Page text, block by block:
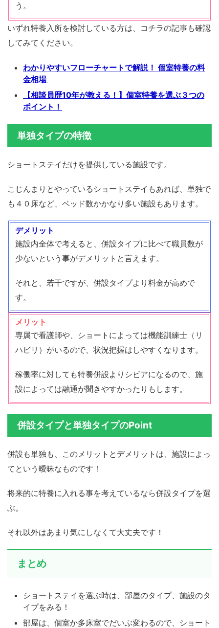
う。
いずれ特養入所を検討している方は、コチラの記事も確認
してみてください。
わかりやすいフローチャートで解説！ 個室特養の料
金相場
【相談員歴10年が教える！】個室特養を選ぶ３つの
ポイント！
単独タイプの特徴
ショートステイだけを提供している施設です。
こじんまりとやっているショートステイもあれば、単独で
も４０床など、ベッド数かかなり多い施設もあります。
デメリット
施設内全体で考えると、併設タイプに比べて職員数が
少ないという事がデメリットと言えます。
それと、若干ですが、併設タイプより料金が高めで
す。
メリット
専属で看護師や、ショートによっては機能訓練士（リ
ハビリ）がいるので、状況把握はしやすくなります。
稼働率に対しても特養併設よりシビアになるので、施
設によっては融通が聞きやすかったりもします。
併設タイプと単独タイプのPoint
併設も単独も、このメリットとデメリットは、施設によっ
てという曖昧なものです！
将来的に特養に入れる事を考えているなら併設タイプを選
ぶ。
それ以外はあまり気にしなくて大丈夫です！
まとめ
ショートステイを選ぶ時は、部屋のタイプ、施設のタ
イプをみる！
部屋は、個室か多床室でだいぶ変わるので、ショート